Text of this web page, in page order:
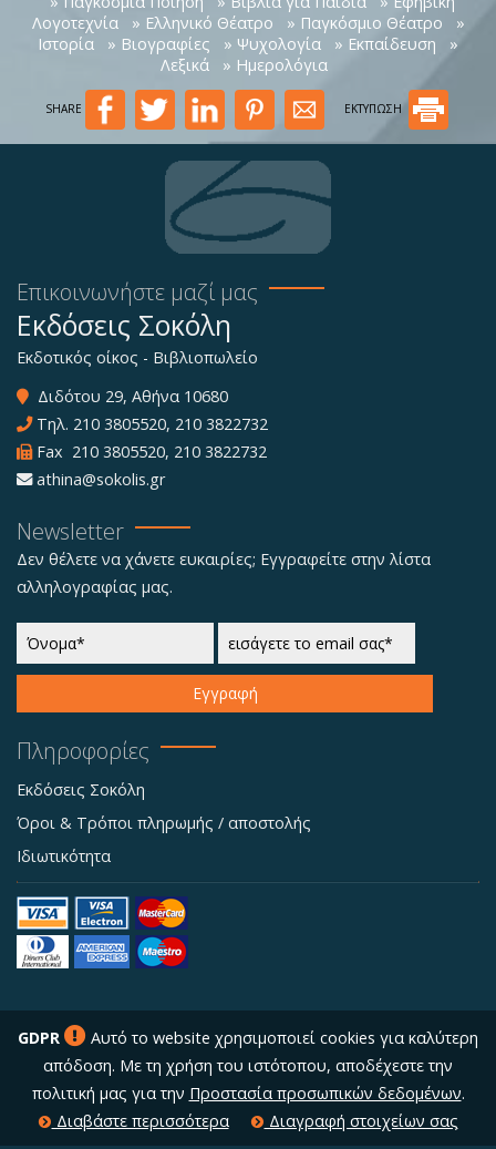
Λογοτεχνία
» Ελληνικό Θέατρο » Παγκόσμιο Θέατρο
»
Ιστορία
» Βιογραφίες » Ψυχολογία » Εκπαίδευση
»
Λεξικά
» Ημερολόγια
SHARE ΕΚΤΥΠΩΣΗ
Επικοινωνήστε μαζί μας
Εκδόσεις Σοκόλη
Εκδοτικός οίκος - Βιβλιοπωλείο
Διδότου 29, Αθήνα 10680
Τηλ. 210 3805520, 210 3822732
Fax 210 3805520, 210 3822732
athina@sokolis.gr
Newsletter
Δεν θέλετε να χάνετε ευκαιρίες; Εγγραφείτε στην λίστα
αλληλογραφίας μας.
Εγγραφή
Πληροφορίες
Εκδόσεις Σοκόλη
Όροι & Τρόποι πληρωμής / αποστολής
Ιδιωτικότητα
GDPR
Αυτό το website χρησιμοποιεί cookies για καλύτερη
απόδοση. Με τη χρήση του ιστότοπου, αποδέχεστε την
πολιτική μας για την Προστασία προσωπικών δεδομένων.
Διαβάστε περισσότερα
Διαγραφή στοιχείων σας